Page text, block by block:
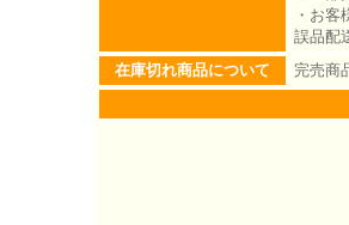
・お
誤品配
在庫切れ商品について
完売商